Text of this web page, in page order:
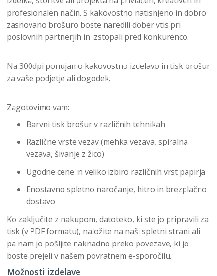
profesionalen način. S kakovostno natisnjeno in dobro
zasnovano brošuro boste naredili dober vtis pri
poslovnih partnerjih in izstopali pred konkurenco.
Na 300dpi ponujamo kakovostno izdelavo in tisk brošur
za vaše podjetje ali dogodek.
Zagotovimo vam:
Barvni tisk brošur v različnih tehnikah
Različne vrste vezav (mehka vezava, spiralna
vezava, šivanje z žico)
Ugodne cene in veliko izbiro različnih vrst papirja
Enostavno spletno naročanje, hitro in brezplačno
dostavo
Ko zaključite z nakupom, datoteko, ki ste jo pripravili za
tisk (v PDF formatu), naložite na naši spletni strani ali
pa nam jo pošljite naknadno preko povezave, ki jo
boste prejeli v našem povratnem e-sporočilu.
Možnosti izdelave